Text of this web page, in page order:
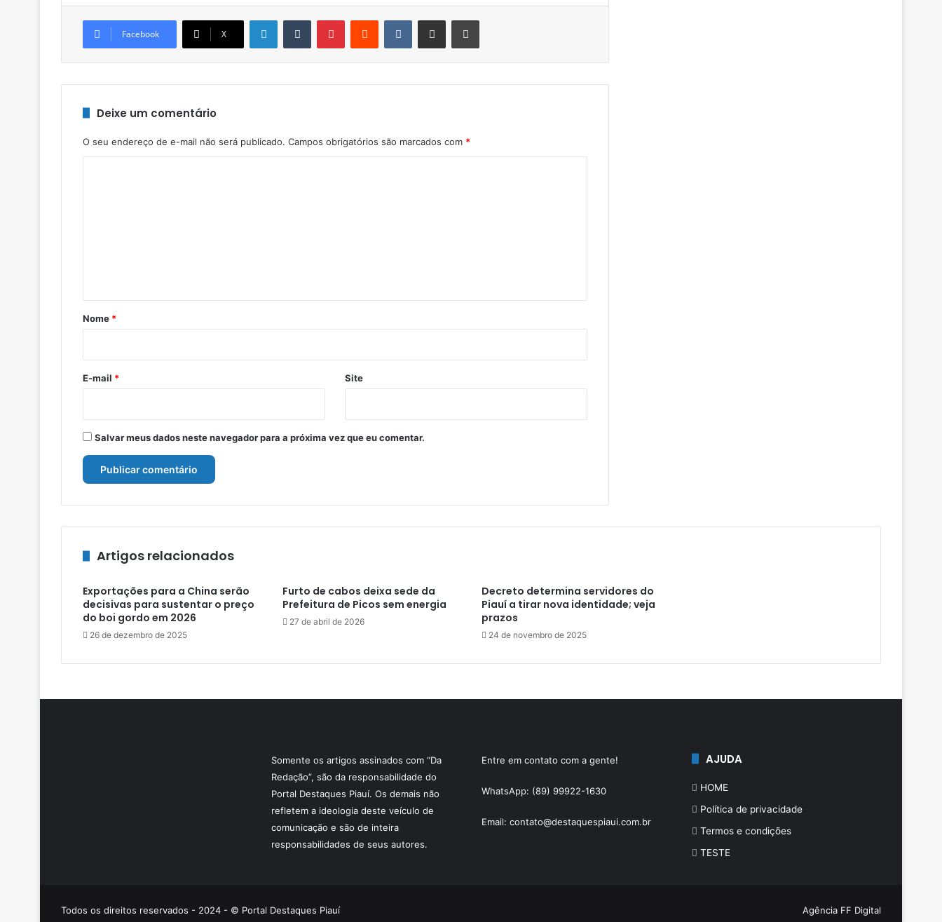
Facebook X
LinkedinTumblr PinterestReddit VK Compartilhar via e-mail Imprimir
Deixe um comentário
O seu endereço de e-mail não será publicado. Campos obrigatórios são marcados com *
r
*
Nome *
E-mail * Site
Salvar meus dados neste navegador para a próxima vez que eu comentar.
Artigos relacionados
Exportações para a China serão
decisivas para sustentar o preço
do boi gordo em 2026
26 de dezembro de 2025
Furto de cabos deixa sede da
Prefeitura de Picos sem energia
27 de abril de 2026
Decreto determina servidores do
Piauí a tirar nova identidade; veja
prazos
24 de novembro de 2025
Somente os artigos assinados com “Da
Redação”, são da responsabilidade do
Portal Destaques Piauí. Os demais não
refletem a ideologia deste veículo de
comunicação e são de inteira
responsabilidades de seus autores.
Entre em contato com a gente!
WhatsApp: (89) 99922-1630
Email: contato@destaquespiaui.com.br
AJUDA
HOME
Política de privacidade
Termos e condições
TESTE
Todos os direitos reservados - 2024 - © Portal Destaques Piauí Agência FF Digital